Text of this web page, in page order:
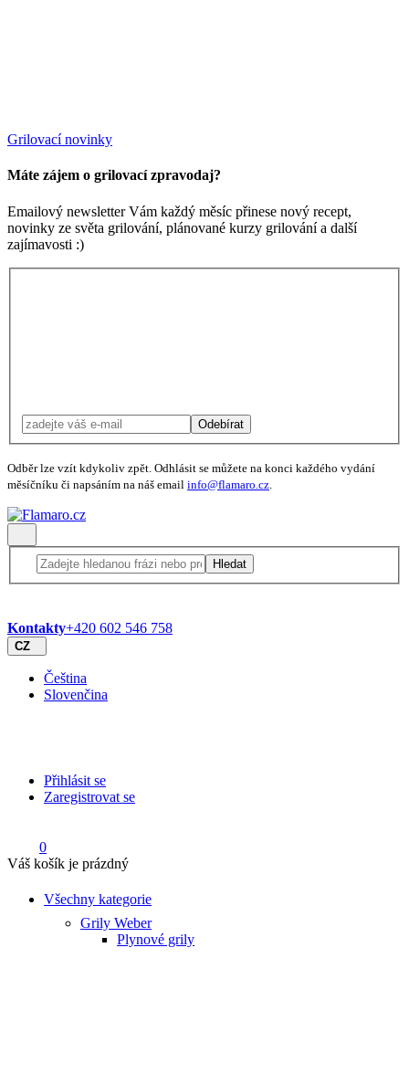
Grilovací novinky
Máte zájem o grilovací zpravodaj?
Emailový newsletter Vám každý měsíc přinese nový recept,
novinky ze světa grilování, plánované kurzy grilování a další
zajímavosti :)
Odebírat
Odběr lze vzít kdykoliv zpět. Odhlásit se můžete na konci každého vydání
měsíčníku či napsáním na náš email info@flamaro.cz.
Hledat
Kontakty+420 602 546 758
CZ
Čeština
Slovenčina
Přihlásit se
Zaregistrovat se
0
Váš košík je prázdný
Všechny kategorie
Grily Weber
Plynové grily